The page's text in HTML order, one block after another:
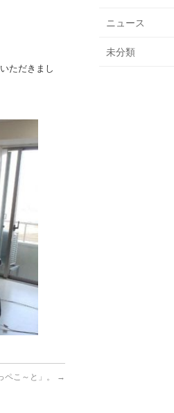
ただきまし
ペこ～と」。 →
ニュース
未分類